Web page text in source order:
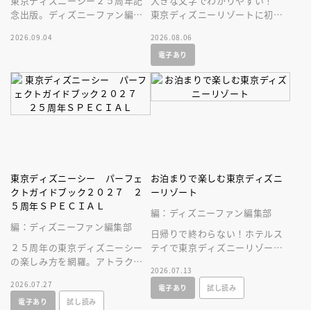
念出版。ディズニーファン編集
したパークファン必見の２５年
2026.09.04
東京ディズニーリゾートに初め
人へ贈る、やさしいガイドブッ
ク。
2026.08.06
電子あり
東京ディズニーシー パーフェ
クトガイドブック２０２７ ２
５周年ＳＰＥＣＩＡＬ
編：ディズニーファン編集部
２５周年の東京ディズニーシー
の楽しみ方を網羅。アトラクシ
ョップ情報に加え、使いやすい
マップつき！
2026.07.27
電子あり
試し読み
お泊まりで楽しむ東京ディズニ
ーリゾート
編：ディズニーファン編集部
日帰りで終わらない！ホテルス
テイで東京ディズニーリゾート
冊が新登場！
2026.07.13
電子あり
試し読み